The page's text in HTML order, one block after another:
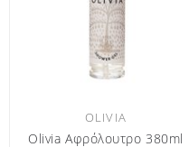
OLIVIA
Olivia Αφρόλουτρο 380ml